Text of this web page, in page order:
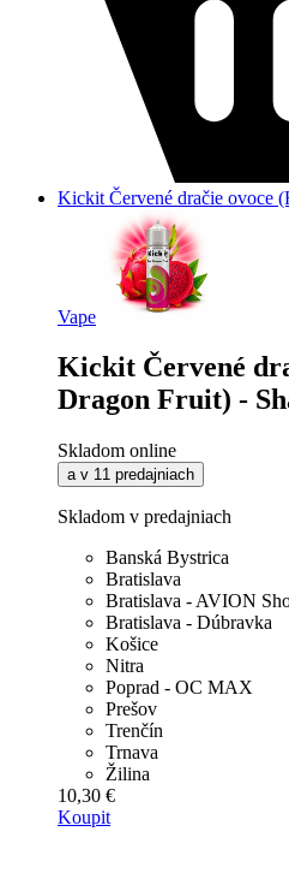
Kickit Červené dračie ovoce
Vape
Kickit Červené
Dragon Fruit) -
Skladom online
a v 11 predajniach
Skladom v predajniach
Banská Bystrica
Bratislava
Bratislava - AVION
Bratislava - Dúbravka
Košice
Nitra
Poprad - OC MAX
Prešov
Trenčín
Trnava
Žilina
10,30 €
Koupit